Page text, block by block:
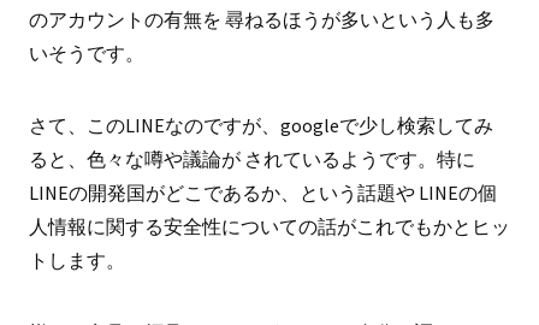
のアカウントの有無を 尋ねるほうが多いという人も多
いそうです。
さて、このLINEなのですが、googleで少し検索してみ
ると、色々な噂や議論が されているようです。特に
LINEの開発国がどこであるか、という話題や LINEの個
人情報に関する安全性についての話がこれでもかとヒッ
トします。